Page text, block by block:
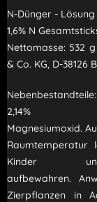
N-Dünger - Lösung
1,6% N
Nettomasse: 532
& Co. KG, D-38126
2,14%
Magnesiumoxid.
Kinder
aufbewahren.
Zierpflanzen in